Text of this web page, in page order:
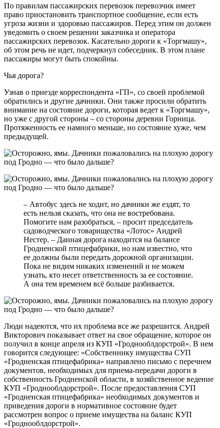
По правилам пассажирских перевозок перевозчик имеет
право приостановить транспортное сообщение, если есть
угроза жизни и здоровью пассажиров. Перед этим он должен
уведомить о своем решении заказчика и оператора
пассажирских перевозок. Касательно дороги к «Торгмашу»,
об этом речь не идет, подчеркнул собеседник. В этом плане
пассажиры могут быть спокойны.
Чья дорога?
Узнав о приезде корреспондента «ГП», со своей проблемой
обратились и другие дачники. Они также просили обратить
внимание на состояние дороги, которая ведет к «Торгмашу»,
но уже с другой стороны – со стороны деревни Горница.
Протяженность ее намного меньше, но состояние хуже, чем
предыдущей.
– Автобус здесь не ходит, но дачники же ездят, то
есть нельзя сказать, что она не востребована.
Помогите нам разобраться, – просит председатель
садоводческого товарищества «Лотос» Андрей
Нестер. – Данная дорога находится на балансе
Гродненской птицефабрики, но нам известно, что
ее должны были передать дорожной организации.
Пока не видим никаких изменений и не можем
узнать, кто несет ответственность за ее состояние.
А она тем временем всё больше разбивается.
Люди надеются, что их проблема все же разрешится. Андрей
Викторович показывает ответ на свое обращение, которое он
получил в конце апреля из КУП «Гроднооблдорстрой». В нем
говорится следующее: «Собственнику имущества СУП
«Гродненская птицефабрика» направлено письмо с перечнем
документов, необходимых для приема-передачи дороги в
собственность Гродненской области, в хозяйственное ведение
КУП «Гроднооблдорстрой». После предоставления СУП
«Гродненская птицефабрика» необходимых документов и
приведения дороги в нормативное состояние будет
рассмотрен вопрос о приеме имущества на баланс КУП
«Гроднооблдорстрой».